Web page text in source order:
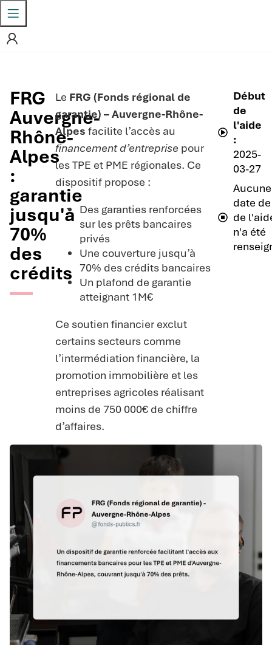
FRG
Auvergne-
Rhône-
Alpes
:
garantie
jusqu'à
70%
des
crédits
Le FRG (Fonds régional de
garantie) – Auvergne-Rhône-
Alpes facilite l’accès au
financement d’entreprise pour
les TPE et PME régionales. Ce
dispositif propose :
Des garanties renforcées
sur les prêts bancaires
privés
Une couverture jusqu’à
70% des crédits bancaires
Un plafond de garantie
atteignant 1M€
Ce soutien financier exclut
certains secteurs comme
l’intermédiation financière, la
promotion immobilière et les
entreprises agricoles réalisant
moins de 750 000€ de chiffre
d’affaires.
Début
de
l'aide
:
2025-
03-27
Aucune
date
de
n'a été